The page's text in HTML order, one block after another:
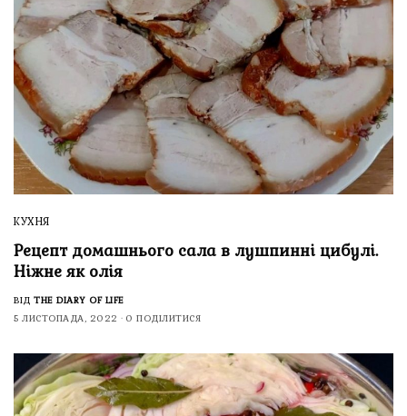
КУХНЯ
Рецепт домашнього сала в лушпинні цибулі.
Ніжне як олія
ВІД THE DIARY OF LIFE
5 ЛИСТОПАДА, 2022
0 ПОДІЛИТИСЯ